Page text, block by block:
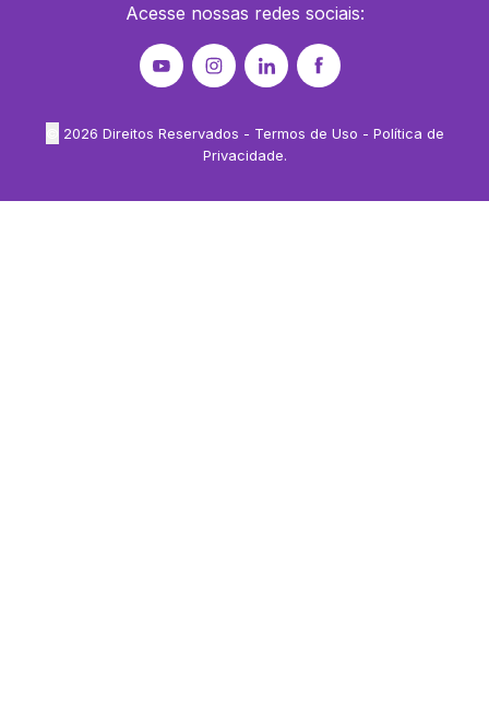
Acesse nossas redes sociais:
2026 Direitos Reservados - Termos de Uso - Política de
Privacidade.